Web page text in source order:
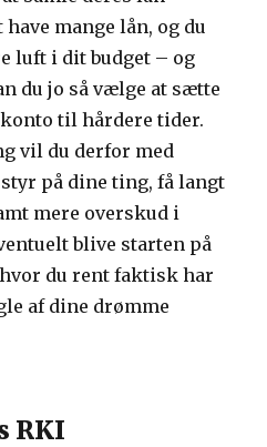
mange lån, og du
luft i dit budget – og
du jo så vælge at sætte
til hårdere tider.
vil du derfor med
på dine ting, få langt
mere overskud i
blive starten på
du rent faktisk har
af dine drømme
RKI